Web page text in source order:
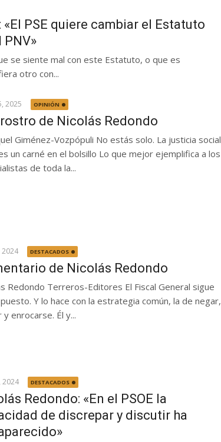
PSE quiere cambiar el Estatuto
se siente mal con este Estatuto, o que es
otro con...
2025 OPINIÓN
de Nicolás Redondo
Giménez-Vozpópuli No estás solo. La justicia social
un carné en el bolsillo Lo que mejor ejemplifica a los
de toda la...
2024 DESTACADOS
de Nicolás Redondo
Redondo Terreros-Editores El Fiscal General sigue
Y lo hace con la estrategia común, la de negar,
y enrocarse. Él y...
2024 DESTACADOS
Redondo: «En el PSOE la
de discrepar y discutir ha